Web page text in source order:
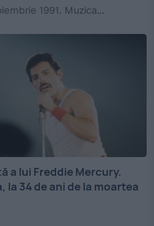
1991. Muzica...
a lui Freddie Mercury.
la 34 de ani de la moartea